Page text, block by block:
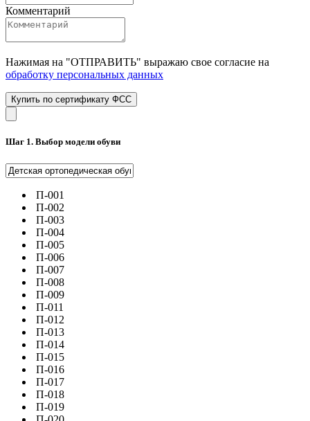
Комментарий
Нажимая на "ОТПРАВИТЬ" выражаю свое согласие на
обработку персональных данных
Купить по сертификату ФСС
Шаг 1. Выбор модели обуви
П-001
П-002
П-003
П-004
П-005
П-006
П-007
П-008
П-009
П-011
П-012
П-013
П-014
П-015
П-016
П-017
П-018
П-019